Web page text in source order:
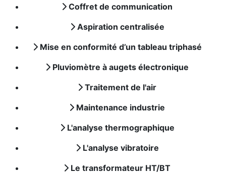
Coffret de communication
Aspiration centralisée
Mise en conformité d’un tableau triphasé
Pluviomètre à augets électronique
Traitement de l'air
Maintenance industrie
L'analyse thermographique
L'analyse vibratoire
Le transformateur HT/BT